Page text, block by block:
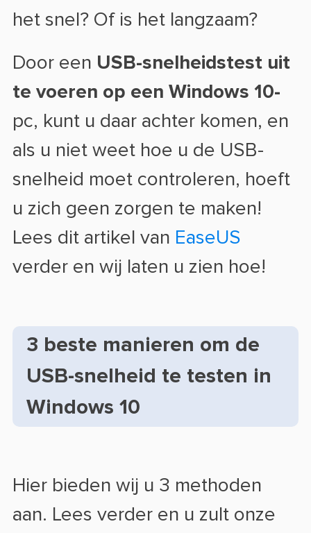
het snel? Of is het langzaam?
Door een USB-snelheidstest uit
te voeren op een Windows 10-
pc, kunt u daar achter komen, en
als u niet weet hoe u de USB-
snelheid moet controleren, hoeft
u zich geen zorgen te maken!
Lees dit artikel van EaseUS
verder en wij laten u zien hoe!
3 beste manieren om de
USB-snelheid te testen in
Windows 10
Hier bieden wij u 3 methoden
aan. Lees verder en u zult onze